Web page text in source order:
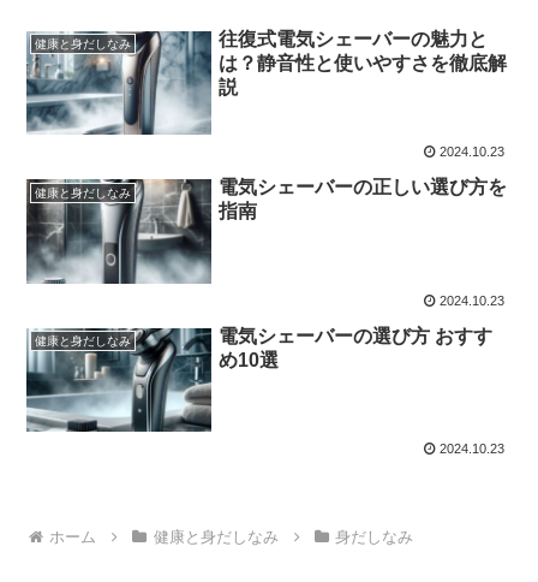
健康と身だしなみ
往復式電気シェーバーの魅力と
は？静音性と使いやすさを徹底解
説
2024.10.23
健康と身だしなみ
電気シェーバーの正しい選び方を
指南
2024.10.23
健康と身だしなみ
電気シェーバーの選び方 おすす
め10選
2024.10.23
ホーム 健康と身だしなみ 身だしなみ